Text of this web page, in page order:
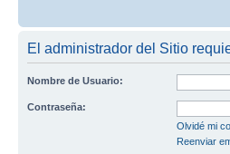
El administrador del Sitio
Nombre de Usuario:
Contraseña:
Olvidé mi
Reenviar